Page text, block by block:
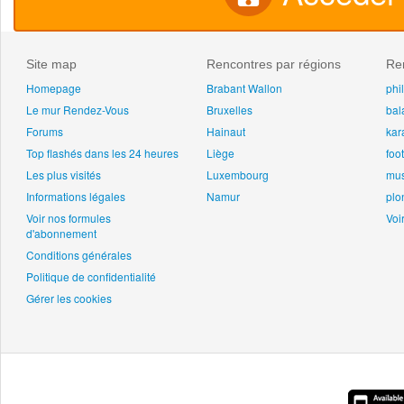
Site map
Homepage
Le mur Rendez-Vous
Forums
Top flashés dans les 24 heures
Les plus visités
Informations légales
Voir nos formules
d'abonnement
Conditions générales
Politique de confidentialité
Gérer les cookies
Rencontres par régions
Brabant Wallon
Bruxelles
Hainaut
Liège
Luxembourg
Namur
foot